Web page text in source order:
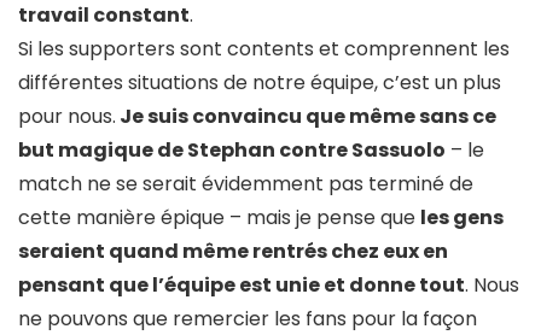
travail constant.
Si les supporters sont contents et comprennent les
différentes situations de notre équipe, c’est un plus
pour nous. Je suis convaincu que même sans ce
but magique de Stephan contre Sassuolo – le
match ne se serait évidemment pas terminé de
cette manière épique – mais je pense que les gens
seraient quand même rentrés chez eux en
pensant que l’équipe est unie et donne tout. Nous
ne pouvons que remercier les fans pour la façon